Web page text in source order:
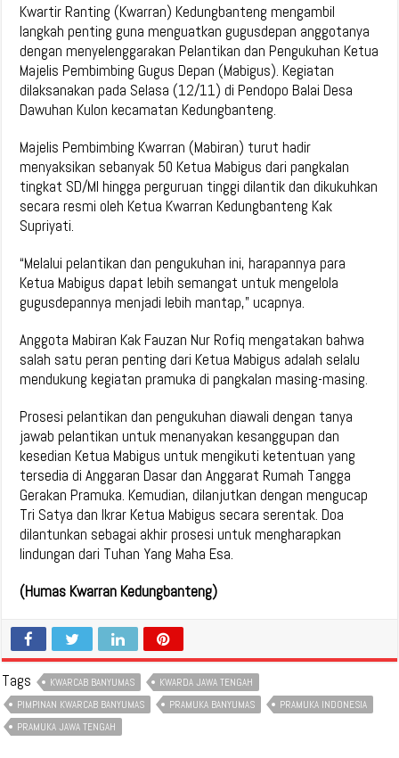
Kwartir Ranting (Kwarran) Kedungbanteng mengambil
langkah penting guna menguatkan gugusdepan anggotanya
dengan menyelenggarakan Pelantikan dan Pengukuhan Ketua
Majelis Pembimbing Gugus Depan (Mabigus). Kegiatan
dilaksanakan pada Selasa (12/11) di Pendopo Balai Desa
Dawuhan Kulon kecamatan Kedungbanteng.
Majelis Pembimbing Kwarran (Mabiran) turut hadir
menyaksikan sebanyak 50 Ketua Mabigus dari pangkalan
tingkat SD/MI hingga perguruan tinggi dilantik dan dikukuhkan
secara resmi oleh Ketua Kwarran Kedungbanteng Kak
Supriyati.
“Melalui pelantikan dan pengukuhan ini, harapannya para
Ketua Mabigus dapat lebih semangat untuk mengelola
gugusdepannya menjadi lebih mantap,” ucapnya.
Anggota Mabiran Kak Fauzan Nur Rofiq mengatakan bahwa
salah satu peran penting dari Ketua Mabigus adalah selalu
mendukung kegiatan pramuka di pangkalan masing-masing.
Prosesi pelantikan dan pengukuhan diawali dengan tanya
jawab pelantikan untuk menanyakan kesanggupan dan
kesedian Ketua Mabigus untuk mengikuti ketentuan yang
tersedia di Anggaran Dasar dan Anggarat Rumah Tangga
Gerakan Pramuka. Kemudian, dilanjutkan dengan mengucap
Tri Satya dan Ikrar Ketua Mabigus secara serentak. Doa
dilantunkan sebagai akhir prosesi untuk mengharapkan
lindungan dari Tuhan Yang Maha Esa.
(Humas Kwarran Kedungbanteng)
Tags KWARCAB BANYUMAS
KWARDA JAWA TENGAH
PIMPINAN KWARCAB BANYUMAS
PRAMUKA BANYUMAS
PRAMUKA INDONESIA
PRAMUKA JAWA TENGAH